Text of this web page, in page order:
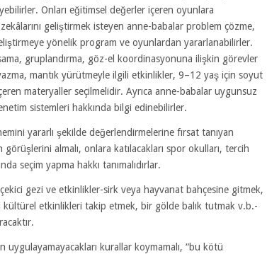
Onları eğitimsel değerler içeren oyunlara
geliştirmek isteyen anne-babalar problem çözme,
yönelik program ve oyunlardan yararlanabilirler.
gruplandırma, göz-el koordinasyonuna ilişkin görevler
mantık yürütmeyle ilgili etkinlikler, 9–12 yaş için soyut
materyaller seçilmelidir. Ayrıca anne-babalar uygunsuz
sistemleri hakkında bilgi edinebilirler.
yararlı şekilde değerlendirmelerine fırsat tanıyan
almalı, onlara katılacakları spor okulları, tercih
seçim yapma hakkı tanımalıdırlar.
gezi ve etkinlikler-sirk veya hayvanat bahçesine gitmek,
etkinlikleri takip etmek, bir gölde balık tutmak v.b.-
uygulayamayacakları kurallar koymamalı, “bu kötü